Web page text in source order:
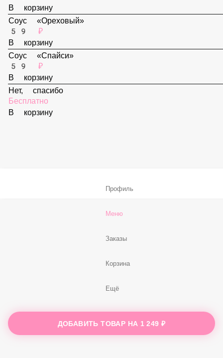
669 ₽
В корзину
Твист Цезарь
459 ₽
В корзину
Соус «Ореховый»
59 ₽
В корзину
ДОБАВИТЬ ТОВАР НА 1 249 ₽
Профиль
Меню
Заказы